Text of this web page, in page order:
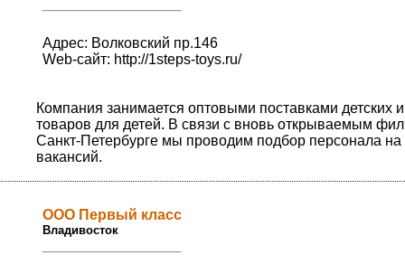
Адрес: Волковский пр.146
Web-сайт: http://1steps-toys.ru/
Компания занимается оптовыми поставками детских
товаров для детей. В связи с вновь открываемым
Санкт-Петербурге мы проводим подбор персонала на
вакансий.
ООО Первый класс
Владивосток